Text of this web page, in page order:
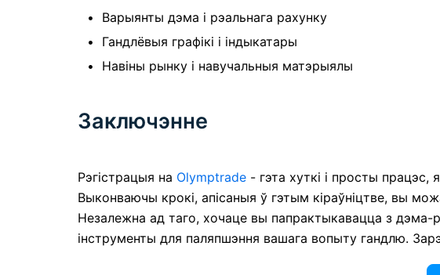
Варыянты дэма і рэальнага рахунку
Гандлёвыя графікі і індыкатары
Навіны рынку і навучальныя матэрыялы
Заключэнне
Рэгістрацыя на Olymptrade - гэта хуткі і просты
Выконваючы крокі, апісаныя ў гэтым кіраўніцтве, вы
Незалежна ад таго, хочаце вы папрактыкавацца з дэма-
інструменты для паляпшэння вашага вопыту гандлю.